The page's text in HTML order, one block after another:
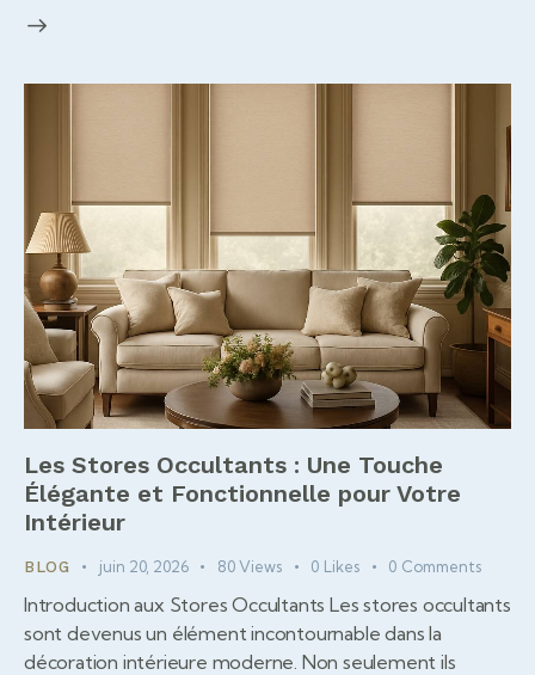
Les Stores Occultants : Une Touche
Élégante et Fonctionnelle pour Votre
Intérieur
BLOG juin 20, 2026 80 Views 0 Likes 0 Comments
Introduction aux Stores Occultants Les stores occultants
sont devenus un élément incontournable dans la
décoration intérieure moderne. Non seulement ils